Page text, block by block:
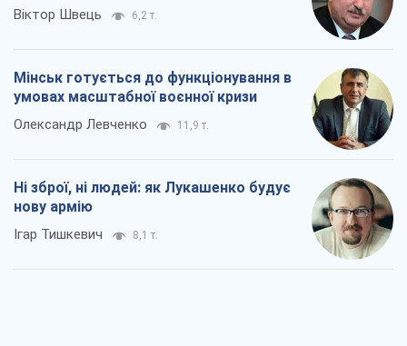
Віктор Швець 6,2 т.
Мінськ готується до функціонування в
умовах масштабної воєнної кризи
Олександр Левченко 11,9 т.
Ні зброї, ні людей: як Лукашенко будує
нову армію
Ігар Тишкевич 8,1 т.